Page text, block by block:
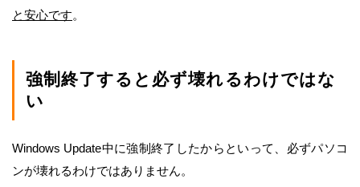
と安心です。
強制終了すると必ず壊れるわけではな
い
Windows Update中に強制終了したからといって、必ずパソコ
ンが壊れるわけではありません。